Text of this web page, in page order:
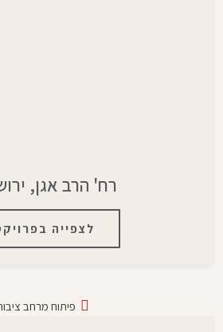
רח' הרב אגן,
לצפייה
פיתוח מרחב